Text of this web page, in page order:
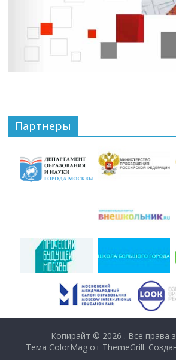
Партнеры
Копирайт © 2026 . Все права
Тема ColorMag от ThemeGrill.